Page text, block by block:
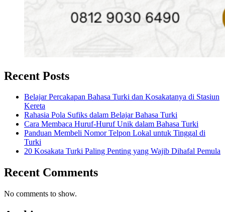
Recent Posts
Belajar Percakapan Bahasa Turki dan Kosakatanya di Stasiun
Kereta
Rahasia Pola Sufiks dalam Belajar Bahasa Turki
Cara Membaca Huruf-Huruf Unik dalam Bahasa Turki
Panduan Membeli Nomor Telpon Lokal untuk Tinggal di
Turki
20 Kosakata Turki Paling Penting yang Wajib Dihafal Pemula
Recent Comments
No comments to show.